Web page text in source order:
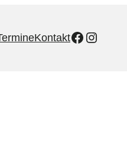
KontaktFacebook